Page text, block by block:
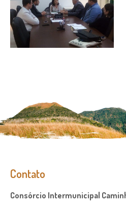
Contato
Consórcio Intermunicipal